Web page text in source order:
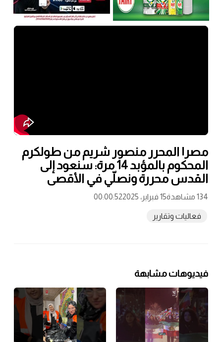
مصر| المحرر منصور شريم من طولكرم
المحكوم بالمؤبد 14 مرة: سنعود إلى
القدس محررة ونصلّي في الأقصى
134 مشاهدة 15 فبراير، 2025 00:00:52
فعاليات وتقارير
فيديوهات مشابهة